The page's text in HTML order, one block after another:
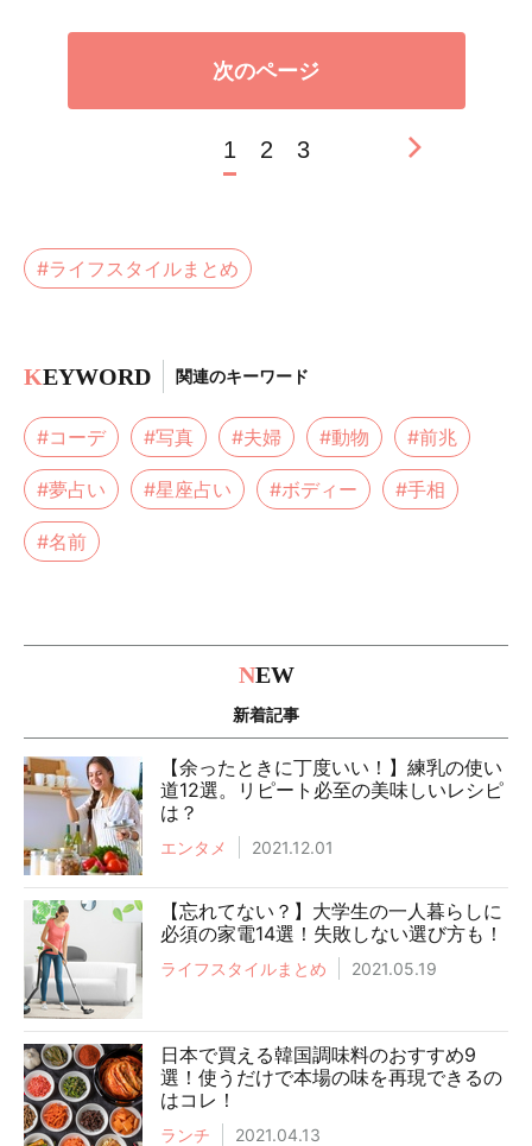
次のページ
1 2 3
#ライフスタイルまとめ
KEYWORD 関連のキーワード
#コーデ #写真 #夫婦 #動物 #前兆
#夢占い #星座占い #ボディー #手相
#名前
NEW
新着記事
【余ったときに丁度いい！】練乳の使い
道12選。リピート必至の美味しいレシピ
は？
エンタメ 2021.12.01
【忘れてない？】大学生の一人暮らしに
必須の家電14選！失敗しない選び方も！
ライフスタイルまとめ 2021.05.19
日本で買える韓国調味料のおすすめ9
選！使うだけで本場の味を再現できるの
はコレ！
ランチ 2021.04.13